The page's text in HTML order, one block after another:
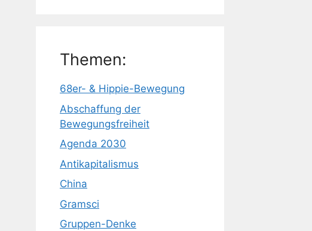
Themen:
68er- & Hippie-Bewegung
Abschaffung der
Bewegungsfreiheit
Agenda 2030
Antikapitalismus
China
Gramsci
Gruppen-Denke